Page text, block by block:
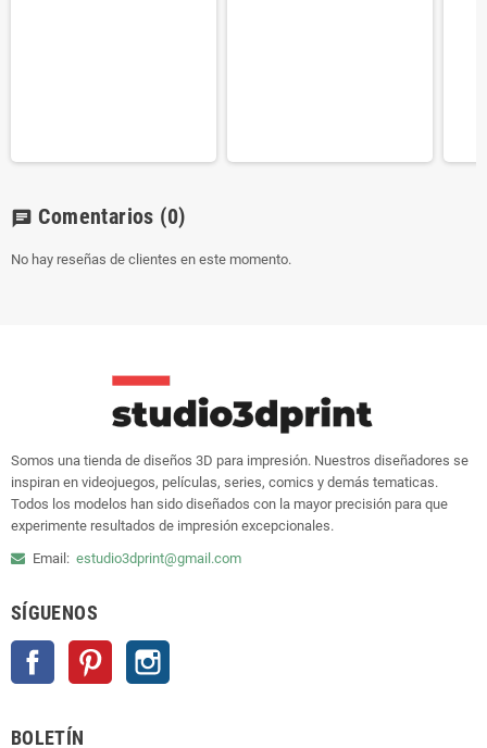
chat Comentarios (0)
No hay reseñas de clientes en este momento.
Somos una tienda de diseños 3D para impresión. Nuestros diseñadores se
inspiran en videojuegos, películas, series, comics y demás tematicas.
Todos los modelos han sido diseñados con la mayor precisión para que
experimente resultados de impresión excepcionales.
Email: estudio3dprint@gmail.com
SÍGUENOS
Facebook Pinterest
BOLETÍN